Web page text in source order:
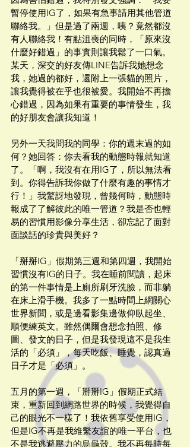
暫停使用IG了，如果有急事請用其他管道
聯絡我。」但是過了兩週，咦？竟然都沒
有人聯絡我！有點沮喪的同時，「原來沒
什麼好錯過」的事實則讓我鬆了一口氣。
某天，深交的好友傳LINE告訴我她想念
我，她過的都好，還附上一張貓的照片，
讓我覺得被在乎也很被愛。我開始不再擔
心錯過，因為如果有重要的事情發生，我
的好朋友會讓我知道！
另外一天我問我的同學：你的週末過的如
何？她回答：你去看我的動態時報就知道
了。「啊，我沒有在用IG了，所以無法看
到。你得告訴我你做了什麼有趣的事情才
行！」我驚訝地發現，曾幾何時，動態時
報成了了解彼此的唯一管道？我是否也輕
易的習慣用影像分享生活，卻忘記了面對
面談話的珍貴與美好？
「掰掰IG」假期第三週和第四週，我開始
習慣沒有IG的日子。我在睡前閱讀，起床
的第一件事情是上廁所刷牙洗臉，而非躺
在床上滑手機。我多了一點時間上網關心
世界新聞，或是邊看影集邊做仰臥起坐、
順便練英文。雖然偶爾會想念拍照、修
圖、發文的日子，但是我發現這不是我生
活的「必須」，每天吃飯、睡覺，認真過
日子才是「必須」。
五月的第一週，「掰掰IG」假期正式結
束，重新回到網路世界的時候，我覺得自
己的眼光不一樣了！我依舊享受使用IG，
但是IG不再是我維繫友誼的唯一平台，也
不是我逃避壓力的烏龜殼。我不再每時每